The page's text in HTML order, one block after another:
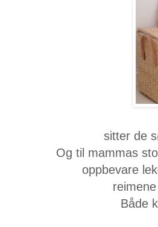
sitter de
Og til mammas
oppbevare
Både